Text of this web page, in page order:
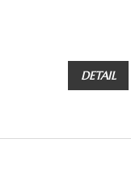
DETAIL